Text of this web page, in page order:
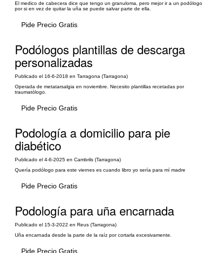
El medico de cabecera dice que tengo un granuloma, pero mejor ir a un podólogo
por si en vez de quitar la uña se puede salvar parte de ella.
Pide Precio Gratis
Podólogos plantillas de descarga
personalizadas
Publicado el 16-6-2018 en Tarragona (Tarragona)
Operada de metatarsalgia en noviembre. Necesito plantillas recetadas por
traumatólogo.
Pide Precio Gratis
Podología a domicilio para pie
diabético
Publicado el 4-6-2025 en Cambrils (Tarragona)
Quería podólogo para este viernes es cuando libro yo sería para mí madre
Pide Precio Gratis
Podología para uña encarnada
Publicado el 15-3-2022 en Reus (Tarragona)
Uña encarnada desde la parte de la raíz por cortarla excesivamente.
Pide Precio Gratis